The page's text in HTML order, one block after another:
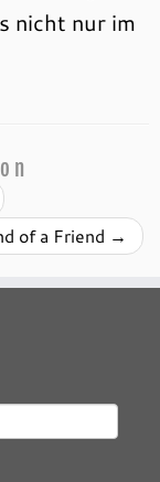
nicht nur im
of a Friend →